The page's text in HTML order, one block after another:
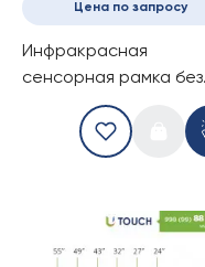
Цена по запросу
Инфракрасная
сенсорная рамка без
стекла, 43-дюймов (6
касаний) (16-9)